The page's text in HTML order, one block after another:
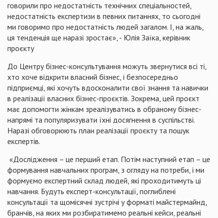
говорили про недостатність технічних спеціальностей,
недостатність експертизи в певних питаннях, то сьогодні
ми говоримо про недостатність людей загалом. І, на жаль,
ця тенденція ще наразі зростає», - Юлія Заїка, керівник
проєкту
До Центру бізнес-консультування можуть звернутися всі ті,
хто хоче відкрити власний бізнес, і безпосередньо
підприємці, які хочуть вдосконалити свої знання та навички
в реалізації власних бізнес-проєктів. Зокрема, цей проєкт
має допомогти жінкам зреалізуватись в обраному бізнес-
напрямі та популяризувати їхні досягнення в суспільстві.
Наразі обговорюють план реалізації проєкту та пошук
експертів.
«Дослідження – це перший етап. Потім наступний етап – це
формування навчальних програм, з огляду на потреби, і ми
формуємо експертний склад людей, які проходитимуть ці
навчання. Будуть експерт-консультації, поглиблені
консультації та щомісячні зустрічі у форматі майстермайнд,
бранчів, на яких ми розбиратимемо реальні кейси, реальні